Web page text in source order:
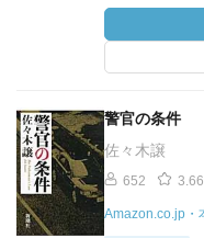
警官の条件
佐々木譲
652 3.66
Amazon.co.jp・